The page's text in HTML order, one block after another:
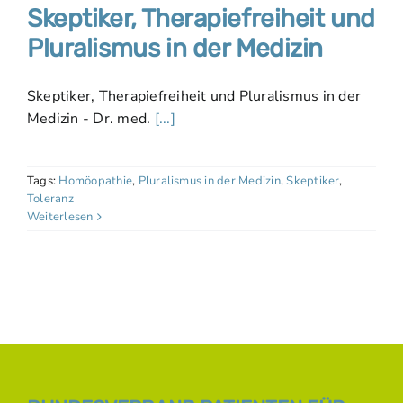
Skeptiker, Therapiefreiheit und
Pluralismus in der Medizin
Skeptiker, Therapiefreiheit und Pluralismus in der
Medizin - Dr. med. [...]
Tags: Homöopathie, Pluralismus in der Medizin,Skeptiker,
Toleranz
Weiterlesen